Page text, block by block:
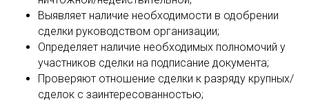
Выявляет наличие необходимости в одобрении
сделки руководством организации;
Определяет наличие необходимых полномочий у
участников сделки на подписание документа;
Проверяют отношение сделки к разряду крупных/
сделок с заинтересованностью;